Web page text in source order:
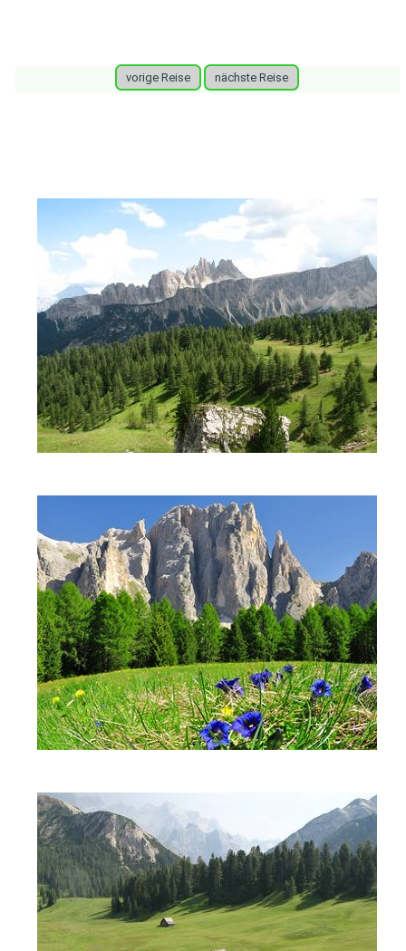
vorige Reise nächste Reise